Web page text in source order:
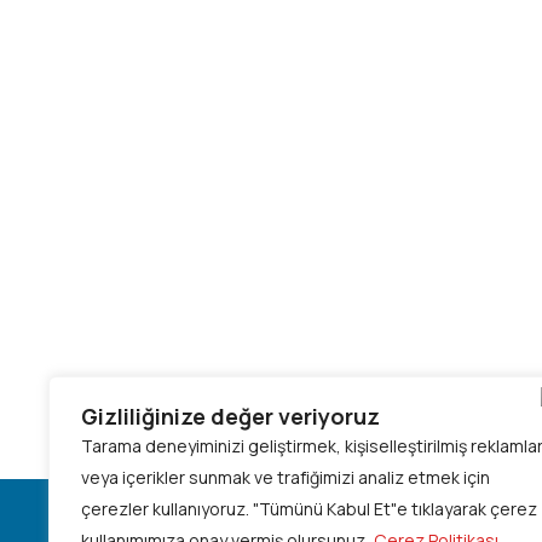
Gizliliğinize değer veriyoruz
Tarama deneyiminizi geliştirmek, kişiselleştirilmiş reklamlar
veya içerikler sunmak ve trafiğimizi analiz etmek için
çerezler kullanıyoruz. "Tümünü Kabul Et"e tıklayarak çerez